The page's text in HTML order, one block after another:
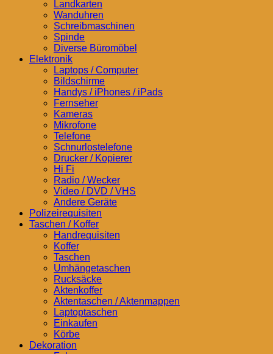
Landkarten
Wanduhren
Schreibmaschinen
Spinde
Diverse Büromöbel
Elektronik
Laptops / Computer
Bildschirme
Handys / iPhones / iPads
Fernseher
Kameras
Mikrofone
Telefone
Schnurlostelefone
Drucker / Kopierer
Hi Fi
Radio / Wecker
Video / DVD / VHS
Andere Geräte
Polizeirequisiten
Taschen / Koffer
Handrequisiten
Koffer
Taschen
Umhängetaschen
Rucksäcke
Aktenkoffer
Aktentaschen / Aktenmappen
Laptoptaschen
Einkaufen
Körbe
Dekoration